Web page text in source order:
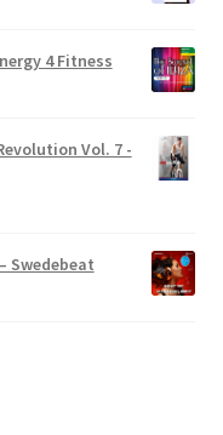
4 Fitness
Vol. 7 -
Swedebeat